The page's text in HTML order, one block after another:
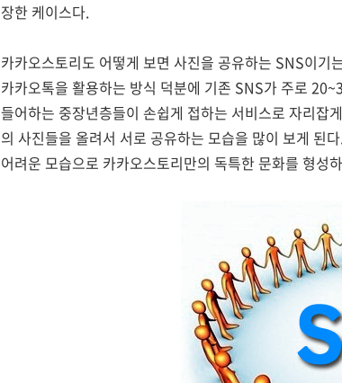
장한 케이스다.
카카오스토리도 어떻게 보면 사진을 공유하는 SNS이
카카오톡을 활용하는 방식 덕분에 기존 SNS가 주로
들어하는 중장년층들이 손쉽게 접하는 서비스로 자리잡
의 사진들을 올려서 서로 공유하는 모습을 많이 보게 된
어려운 모습으로 카카오스토리만의 독특한 문화를 형성